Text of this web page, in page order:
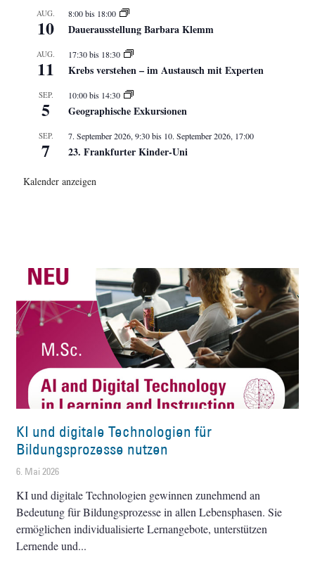
AUG.
10
8:00bis 18:00
Dauerausstellung Barbara Klemm
AUG.
11
17:30bis 18:30
Krebs verstehen – im Austausch mit Experten
SEP.
5
10:00bis 14:30
Geographische Exkursionen
SEP.
7
7. September 2026, 9:30bis 10. September 2026, 17:00
23. Frankfurter Kinder-Uni
Kalender anzeigen
KI und digitale Technologien für
Bildungsprozesse nutzen
6. Mai 2026
KI und digitale Technologien gewinnen zunehmend an
Bedeutung für Bildungsprozesse in allen Lebensphasen. Sie
ermöglichen individualisierte Lernangebote, unterstützen
Lernende und